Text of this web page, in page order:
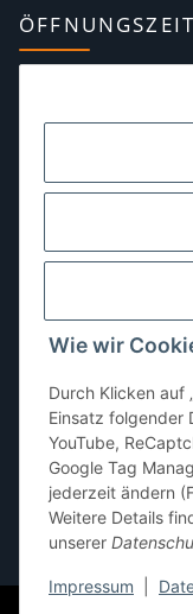
Wie wir
Durch Klicken auf
Einsatz folgender
YouTube,
Google Tag
jederzeit ändern
Weitere Details
unserer
Impressum
Dienstag:
Freitag:10:00–13:00,
Sonntag: geschlossen
* Alle Preise inkl.